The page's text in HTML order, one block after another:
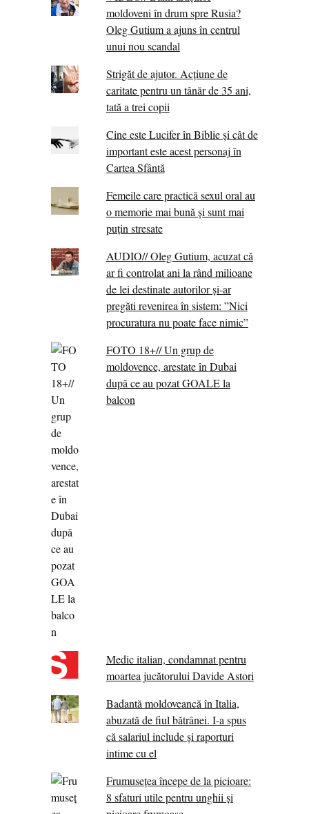
moldoveni în drum spre Rusia?
Oleg Gutium a ajuns în centrul
unui nou scandal
Strigăt de ajutor. Acțiune de
caritate pentru un tânăr de 35 ani,
tată a trei copii
Cine este Lucifer în Biblie și cât de
important este acest personaj în
Cartea Sfântă
Femeile care practică sexul oral au
o memorie mai bună și sunt mai
puțin stresate
AUDIO// Oleg Gutium, acuzat că
ar fi controlat ani la rând milioane
de lei destinate autorilor și-ar
pregăti revenirea în sistem: ”Nici
procuratura nu poate face nimic”
FOTO 18+// Un grup de
moldovence, arestate în Dubai
după ce au pozat GOALE la
balcon
Medic italian, condamnat pentru
moartea jucătorului Davide Astori
Badantă moldoveancă în Italia,
abuzată de fiul bătrânei. I-a spus
că salariul include și raporturi
intime cu el
Frumusețea începe de la picioare:
8 sfaturi utile pentru unghii și